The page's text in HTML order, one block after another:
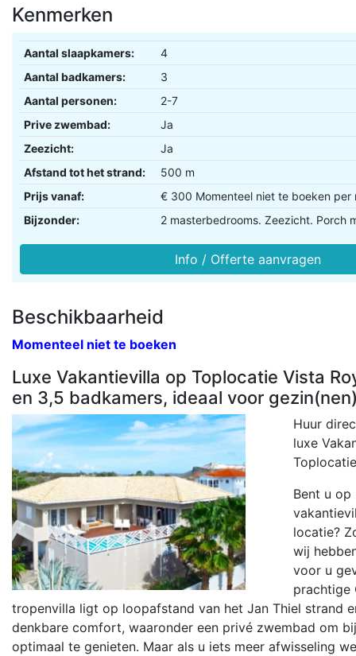
Kenmerken
Aantal slaapkamers:
4
Aantal badkamers:
3
Aantal personen:
2-7
Prive zwembad:
Ja
Zeezicht:
Ja
Afstand tot het strand:
500 m
Prijs vanaf:
€ 300 Momenteel niet te boeken per
Bijzonder:
2 masterbedrooms. Zeezicht. Porch
Info / Offerte aanvragen
Beschikbaarheid
Momenteel niet te boeken
Luxe Vakantievilla op Toplocatie Vista
en 3,5 badkamers, ideaal voor
Huur
luxe
Bent u op
locatie?
wij
voor u
prachtige
tropenvilla ligt op loopafstand van het Jan Thiel strand
denkbare comfort, waaronder een privé zwembad om
optimaal te genieten. Maar als u iets meer afwisseling